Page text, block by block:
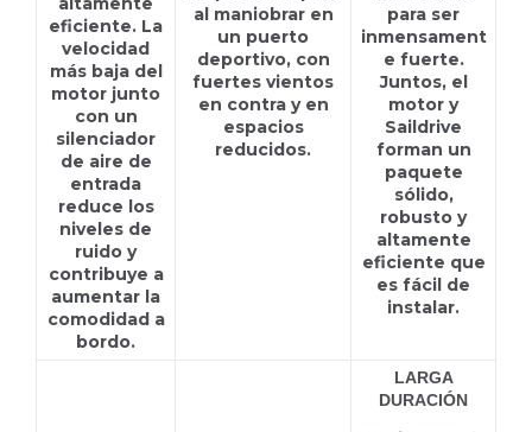
eficiente. La
velocidad
más baja del
motor junto
con un
silenciador
de aire de
entrada
reduce los
niveles de
ruido y
contribuye a
aumentar la
comodidad a
bordo.
al maniobrar en
un puerto
deportivo, con
fuertes vientos
en contra y en
espacios
reducidos.
para ser
inmensament
e fuerte.
Juntos, el
motor y
Saildrive
forman un
paquete
sólido,
robusto y
altamente
eficiente que
es fácil de
instalar.
LARGA
DURACIÓN